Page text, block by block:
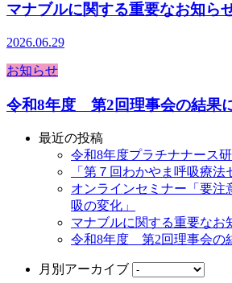
マナブルに関する重要なお知ら
2026.06.29
お知らせ
令和8年度 第2回理事会の結果
最近の投稿
令和8年度プラチナナース
「第７回わかやま呼吸療
オンラインセミナー「要注
吸の変化」
マナブルに関する重要なお
令和8年度 第2回理事会の
月別アーカイブ